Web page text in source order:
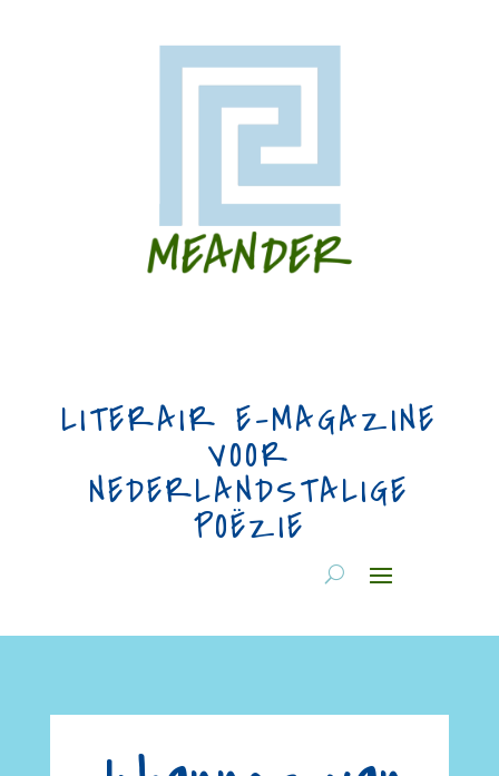
LITERAIR E-MAGAZINE
VOOR
NEDERLANDSTALIGE
POËZIE